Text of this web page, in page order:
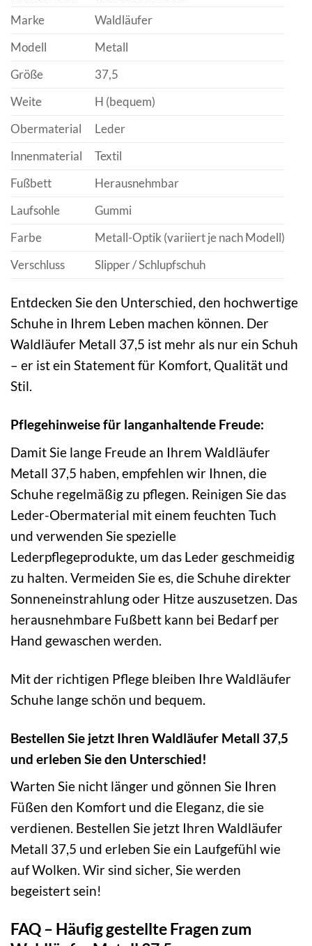
Marke
Waldläufer
Modell
Metall
Größe
37,5
Weite
H (bequem)
Obermaterial
Leder
Innenmaterial
Textil
Fußbett
Herausnehmbar
Laufsohle
Gummi
Farbe
Metall-Optik (variiert je nach Modell)
Verschluss
Slipper / Schlupfschuh
Entdecken Sie den Unterschied, den hochwertige
Schuhe in Ihrem Leben machen können. Der
Waldläufer Metall 37,5 ist mehr als nur ein Schuh
– er ist ein Statement für Komfort, Qualität und
Stil.
Pflegehinweise für langanhaltende Freude:
Damit Sie lange Freude an Ihrem Waldläufer
Metall 37,5 haben, empfehlen wir Ihnen, die
Schuhe regelmäßig zu pflegen. Reinigen Sie das
Leder-Obermaterial mit einem feuchten Tuch
und verwenden Sie spezielle
Lederpflegeprodukte, um das Leder geschmeidig
zu halten. Vermeiden Sie es, die Schuhe direkter
Sonneneinstrahlung oder Hitze auszusetzen. Das
herausnehmbare Fußbett kann bei Bedarf per
Hand gewaschen werden.
Mit der richtigen Pflege bleiben Ihre Waldläufer
Schuhe lange schön und bequem.
Bestellen Sie jetzt Ihren Waldläufer Metall 37,5
und erleben Sie den Unterschied!
Warten Sie nicht länger und gönnen Sie Ihren
Füßen den Komfort und die Eleganz, die sie
verdienen. Bestellen Sie jetzt Ihren Waldläufer
Metall 37,5 und erleben Sie ein Laufgefühl wie
auf Wolken. Wir sind sicher, Sie werden
begeistert sein!
FAQ – Häufig gestellte Fragen zum